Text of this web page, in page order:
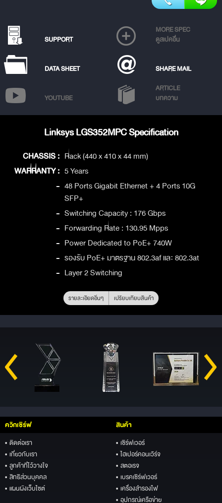
SUPPORT
MORE SPEC
ดูสเปคอื่น
DATA SHEET SHARE MAIL
YOUTUBE
ARTICLE
บทความ
Linksys LGS352MPC Specification
CHASSIS : Rack (440 x 410 x 44 mm)
WARRANTY : 5 Years
- 48 Ports Gigabit Ethernet + 4 Ports 10G
SFP+
- Switching Capacity : 176 Gbps
- Forwarding Rate : 130.95 Mpps
- Power Dedicated to PoE+ 740W
- รองรับ PoE+ มาตรฐาน 802.3af และ 802.3at
- Layer 2 Switching
รายละเอียดอื่นๆ เปรียบเทียบสินค้า
ควิกเซิร์ฟ
• ติดต่อเรา
• เกี่ยวกับเรา
• ลูกค้าที่ไว้วางใจ
• สิทธิส่วนบุคคล
• แผนผังเว็บไซต์
สินค้า
• เซิร์ฟเวอร์
• ไฮเปอร์คอนเวิร์จ
• สตอเรจ
• เบรคเซิร์ฟเวอร์
• เครื่องสำรองไฟ
• อุปกรณ์เครือข่าย